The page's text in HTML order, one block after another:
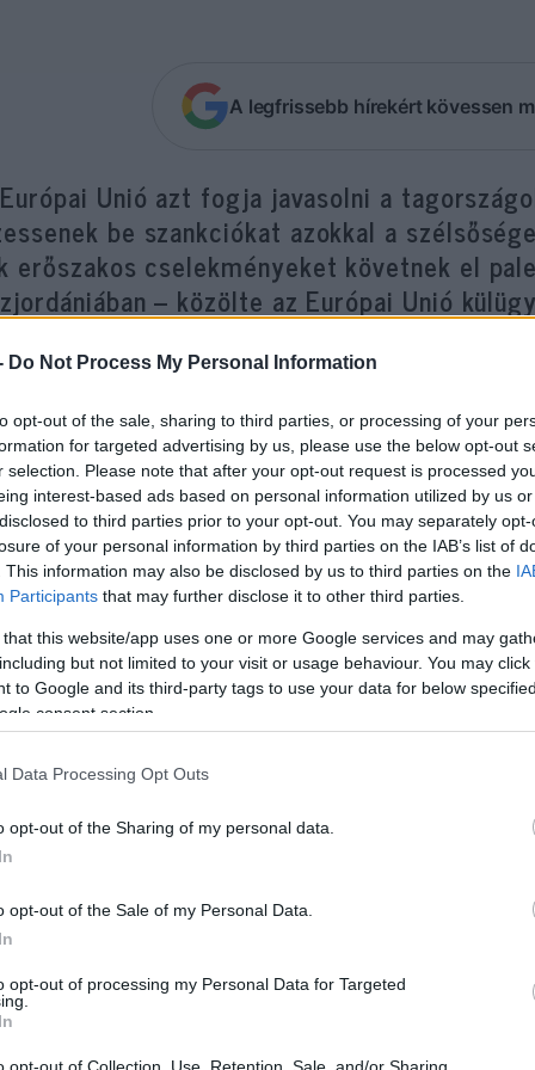
Do Not Process My Personal Information
opt-out of the sale, sharing to third parties, or processing of your
for targeted advertising by us, please use the below opt-out
selection. Please note that after your opt-out request is processed
interest-based ads based on personal information utilized by us
to third parties prior to your opt-out. You may separately
of your personal information by third parties on the IAB’s list of
This information may also be disclosed by us to third parties on the
Participants that may further disclose it to other third parties.
that this website/app uses one or more Google services and may
but not limited to your visit or usage behaviour. You may
to Google and its third-party tags to use your data for below
consent section.
Data Processing Opt Outs
opt-out of the Sharing of my personal data.
opt-out of the Sale of my Personal Data.
opt-out of processing my Personal Data for Targeted
opt-out of Collection, Use, Retention, Sale, and/or Sharing
A legfrissebb hírekért kövessen
Unió azt fogja javasolni a
be szankciókat azokkal a
erőszakos cselekményeket követnek el
– közölte az Európai Unió
Borrell a tagországok külügyminisztereinek
közölte, hogy az EU az izraeli
erőszakos támadások leállítására szólít
fogunk dolgozni, hogy
telepesekkel szemben”
a Palesztin Hatóság uniós pénzügyi
uniós támogatásnak azonban biztosítékokat
ezek a pénzek semmi esetre se járuljanak
gyűlölet vagy antiszemitizmus szításához –
továbbá, hogy a régió békéje és stabilitása
készít elő a kétállami megoldás, azaz
A teljes nemzetközi közösségnek el
noha Izrael elutasítja azt – mondta.